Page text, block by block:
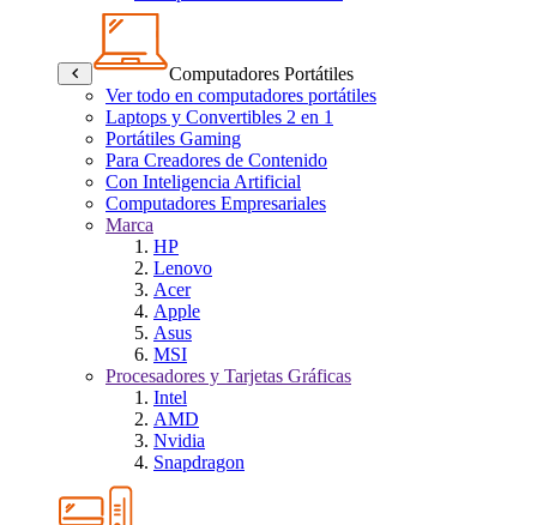
Computadores Portátiles
Ver todo en computadores portátiles
Laptops y Convertibles 2 en 1
Portátiles Gaming
Para Creadores de Contenido
Con Inteligencia Artificial
Computadores Empresariales
Marca
HP
Lenovo
Acer
Apple
Asus
MSI
Procesadores y Tarjetas Gráficas
Intel
AMD
Nvidia
Snapdragon